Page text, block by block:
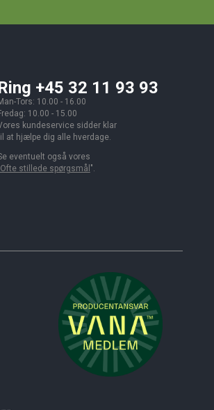
+45 32 11 93 93
Tors: 10.00 - 16.00
10.00 - 15.00
kundeservice sidder klar
at hjælpe dig alle hverdage.
eventuelt også vores
Ofte stillede spørgsmål ".